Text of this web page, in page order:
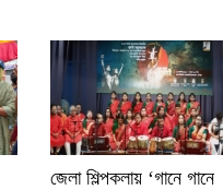
জেলা শিল্পকলায় ‘গানে গানে